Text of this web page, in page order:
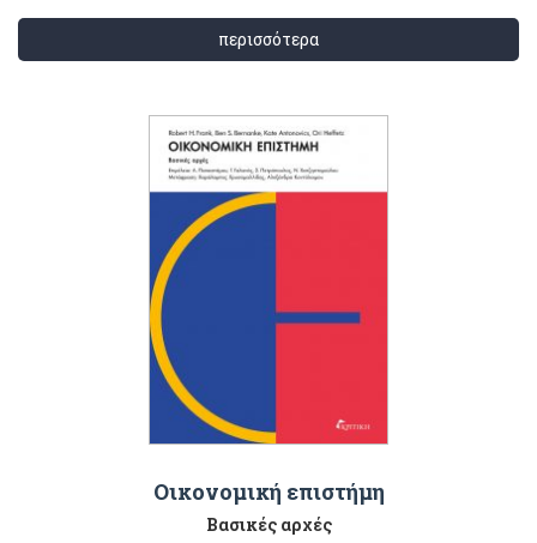
περισσότερα
Οικονομική επιστήμη
Βασικές αρχές